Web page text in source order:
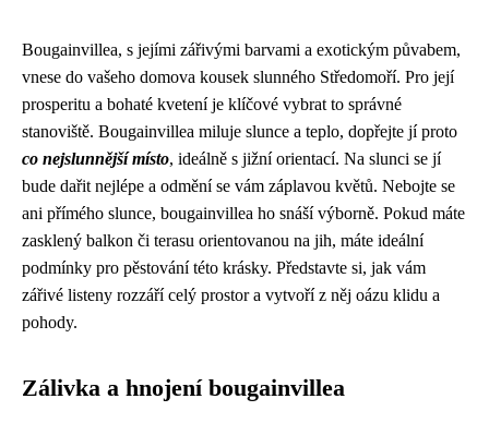
Bougainvillea, s jejími zářivými barvami a exotickým půvabem,
vnese do vašeho domova kousek slunného Středomoří. Pro její
prosperitu a bohaté kvetení je klíčové vybrat to správné
stanoviště. Bougainvillea miluje slunce a teplo, dopřejte jí proto
co nejslunnější místo, ideálně s jižní orientací. Na slunci se jí
bude dařit nejlépe a odmění se vám záplavou květů. Nebojte se
ani přímého slunce, bougainvillea ho snáší výborně. Pokud máte
zasklený balkon či terasu orientovanou na jih, máte ideální
podmínky pro pěstování této krásky. Představte si, jak vám
zářivé listeny rozzáří celý prostor a vytvoří z něj oázu klidu a
pohody.
Zálivka a hnojení bougainvillea